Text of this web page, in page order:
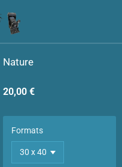
Nature
20,00 €
Formats